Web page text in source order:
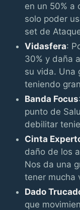
en un 50% a
solo poder
set de
Vidasfera:
30% y daña
su vida. Una
teniendo
Banda Focus
punto de
debilitar
Cinta
daño de los
Nos da una
tener mucha
Dado
que